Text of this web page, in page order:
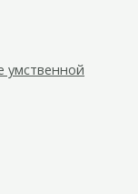
умственной